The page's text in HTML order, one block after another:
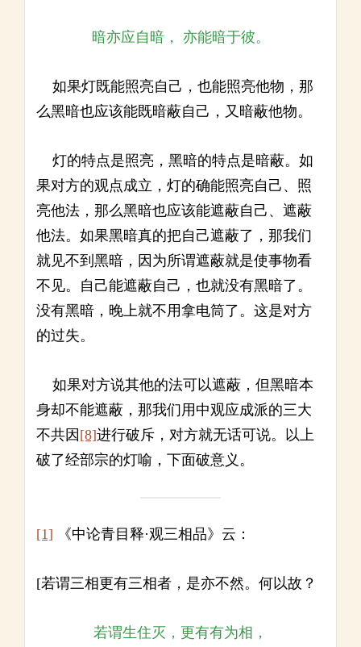
暗亦应自暗， 亦能暗于彼。
如果灯既能照亮自己，也能照亮他物，那
么黑暗也应该能既暗蔽自己，又暗蔽他物。
灯的特点是照亮，黑暗的特点是暗蔽。如
果对方的观点成立，灯的确能照亮自己、照
亮他法，那么黑暗也应该能遮蔽自己、遮蔽
他法。如果黑暗真的把自己遮蔽了，那我们
就见不到黑暗，因为所谓遮蔽就是使事物看
不见。自己能遮蔽自己，也就没有黑暗了。
没有黑暗，晚上就不用拿电筒了。这是对方
的过失。
如果对方说其他的法可以遮蔽，但黑暗本
身却不能遮蔽，那我们用中观应成派的三大
不共因 [8]进行破斥，对方就无话可说。以上
破了经部宗的灯喻，下面破意义。
[1] 《中论青目释·观三相品》云：
[若谓三相更有三相者，是亦不然。何以故？
若谓生住灭，更有有为相，